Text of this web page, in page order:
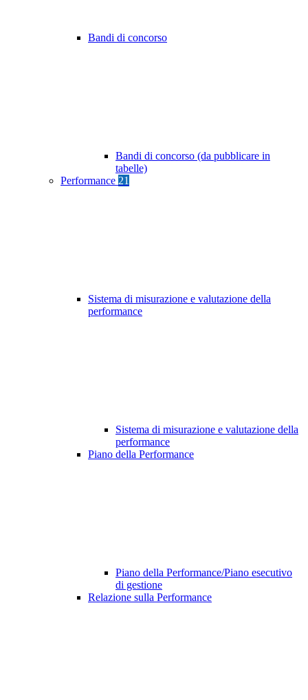
Bandi di concorso
Bandi di concorso (da pubblicare in
tabelle)
Performance 21
Sistema di misurazione e valutazione della
performance
Sistema di misurazione e valutazione della
performance
Piano della Performance
Piano della Performance/Piano esecutivo
di gestione
Relazione sulla Performance